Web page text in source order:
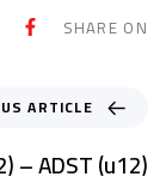
SHARE ON
ARTICLE
– ADST (u12)